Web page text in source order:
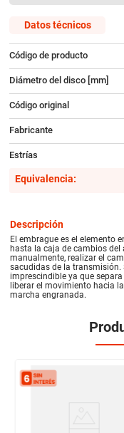
Datos técnicos
Código de producto
Diámetro del disco [mm]
Código original
Fabricante
Estrías
Equivalencia:
Descripción
El embrague es el elemento
hasta la caja de cambios
manualmente, realizar el
sacudidas de la
imprescindible ya que
liberar el movimiento hacia
marcha engranada.